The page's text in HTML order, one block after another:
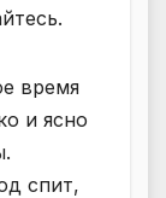
время
и ясно
спит,